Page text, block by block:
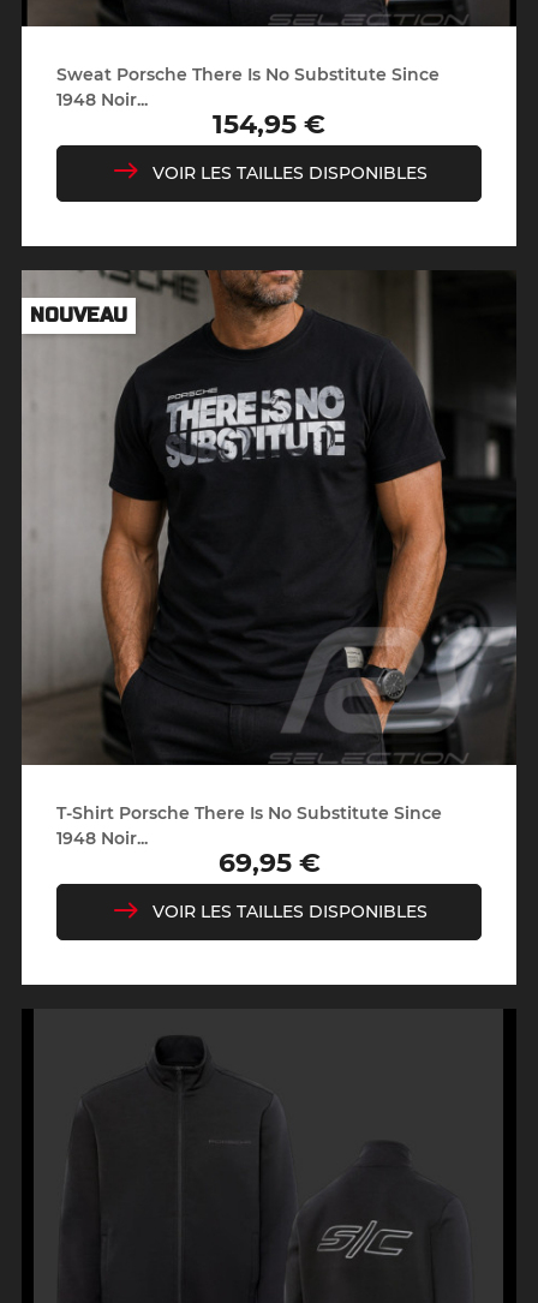
Sweat Porsche There Is No Substitute Since
1948 Noir...
Prix
154,95 €
VOIR LES TAILLES DISPONIBLES
T-Shirt Porsche There Is No Substitute Since
1948 Noir...
Prix
69,95 €
VOIR LES TAILLES DISPONIBLES
NOUVEAU